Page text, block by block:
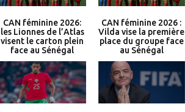
CAN féminine 2026:
les Lionnes de l’Atlas
visent le carton plein
face au Sénégal
CAN féminine 2026 :
Vilda vise la première
place du groupe face
au Sénégal